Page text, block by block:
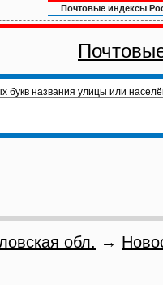
Почтовые индексы
букв названия улицы или
обл. →